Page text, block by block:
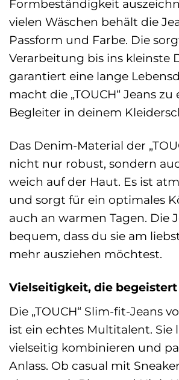
Formbeständigkeit
vielen Wäschen behält die
Passform und Farbe. Die
Verarbeitung bis ins kleinste
garantiert eine lange
macht die „TOUCH“ Jeans
Begleiter in deinem
Das Denim-Material der
nicht nur robust, sondern
weich auf der Haut. Es ist
und sorgt für ein optimales
auch an warmen Tagen. Die
bequem, dass du sie am
mehr ausziehen möchtest.
Vielseitigkeit, die begeistert
Die „TOUCH“ Slim-fit-Jeans
ist ein echtes Multitalent. Sie
vielseitig kombinieren und
Anlass. Ob casual mit